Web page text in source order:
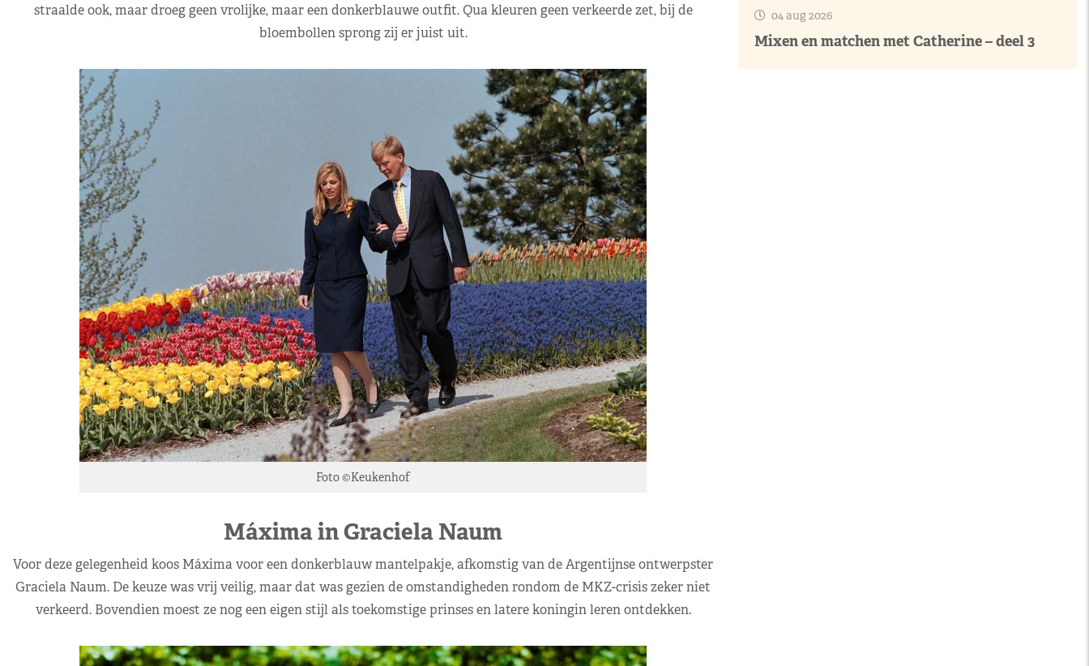
straalde ook, maar droeg geen vrolijke, maar een donkerblauwe outfit. Qua kleuren geen verkeerde zet, bij de
bloembollen sprong zij er juist uit.
Foto ©Keukenhof
Máxima in Graciela Naum
Voor deze gelegenheid koos Máxima voor een donkerblauw mantelpakje, afkomstig van de Argentijnse ontwerpster
Graciela Naum. De keuze was vrij veilig, maar dat was gezien de omstandigheden rondom de MKZ-crisis zeker niet
verkeerd. Bovendien moest ze nog een eigen stijl als toekomstige prinses en latere koningin leren ontdekken.
04 aug 2026
Mixen en matchen met Catherine – deel 3